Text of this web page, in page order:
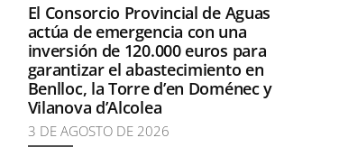
El Consorcio Provincial de Aguas
actúa de emergencia con una
inversión de 120.000 euros para
garantizar el abastecimiento en
Benlloc, la Torre d’en Doménec y
Vilanova d’Alcolea
3 DE AGOSTO DE 2026